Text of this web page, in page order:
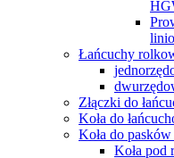
Łańcuchy
Złączki do
Koła do
Koła do
Koła pod